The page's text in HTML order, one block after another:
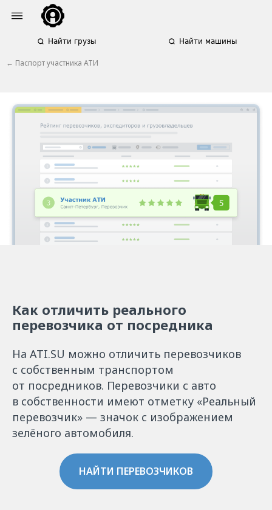
Найти грузы Найти машины
← Паспорт участника АТИ
Как отличить реального
перевозчика от посредника
На ATI.SU можно отличить перевозчиков
с собственным транспортом
от посредников. Перевозчики с авто
в собственности имеют отметку «Реальный
перевозчик» — значок с изображением
зелёного автомобиля.
НАЙТИ ПЕРЕВОЗЧИКОВ